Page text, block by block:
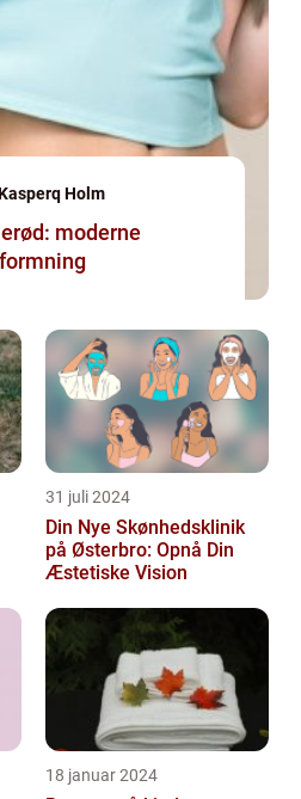
Holm
moderne
31 juli 2024
Din Nye Skønhedsklinik
på Østerbro: Opnå Din
Æstetiske Vision
18 januar 2024